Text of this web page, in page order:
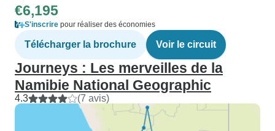
€6,195
S'inscrire pour réaliser des économies
Télécharger la brochure Voir le circuit
Journeys : Les merveilles de la
Namibie National Geographic
4.3 (7 avis)